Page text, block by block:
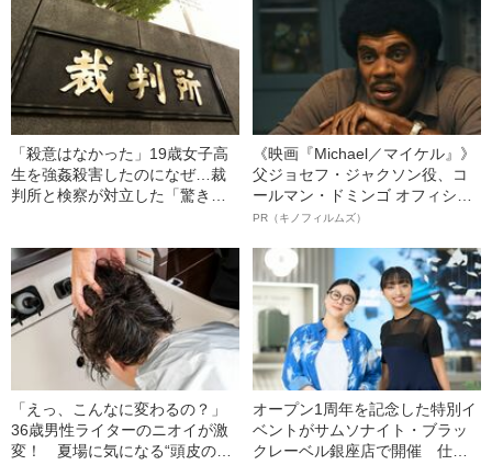
「殺意はなかった」19歳女子高
生を強姦殺害したのになぜ…裁
判所と検察が対立した「驚きの
《映画『Michael／マイケル』》
父ジョセフ・ジャクソン役、コ
ールマン・ドミンゴ オフィシャ
ルインタビュー“観客を魅了した
語る”《日本興収70億円突破》
PR（キノフィルムズ）
「えっ、こんなに変わるの？」
36歳男性ライターのニオイが激
変！ 夏場に気になる“頭皮のニ
オープン1周年を記念した特別イ
ベントがサムソナイト・ブラッ
クレーベル銀座店で開催 仕事